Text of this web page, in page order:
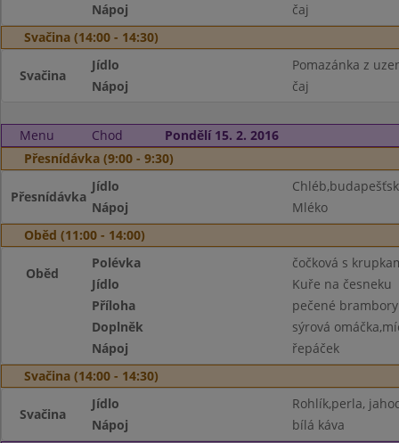
Nápoj
čaj
Svačina (14:00 - 14:30)
Svačina
Jídlo
Pomazánka z
Nápoj
čaj
Menu Chod
Pondělí 15. 2. 2016
Přesnídávka (9:00 - 9:30)
Přesnídávka
Jídlo
Nápoj
Mléko
Oběd (11:00 - 14:00)
Oběd
Polévka
čočková s
Jídlo
Kuře na česneku
Příloha
pečené brambory
Doplněk
sýrová
Nápoj
řepáček
Svačina (14:00 - 14:30)
Svačina
Jídlo
Rohlík,perla,
Nápoj
bílá káva